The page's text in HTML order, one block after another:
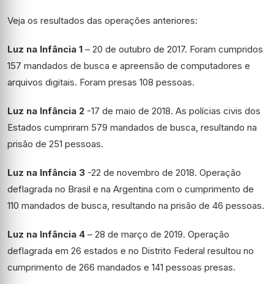
Veja os resultados das operações anteriores:
Luz na Infância 1 – 20 de outubro de 2017. Foram cumpridos
157 mandados de busca e apreensão de computadores e
arquivos digitais. Foram presas 108 pessoas.
Luz na Infância 2 -17 de maio de 2018. As polícias civis dos
Estados cumpriram 579 mandados de busca, resultando na
prisão de 251 pessoas.
Luz na Infância 3 -22 de novembro de 2018. Operação
deflagrada no Brasil e na Argentina com o cumprimento de
110 mandados de busca, resultando na prisão de 46 pessoas.
Luz na Infância 4 – 28 de março de 2019. Operação
deflagrada em 26 estados e no Distrito Federal resultou no
cumprimento de 266 mandados e 141 pessoas presas.